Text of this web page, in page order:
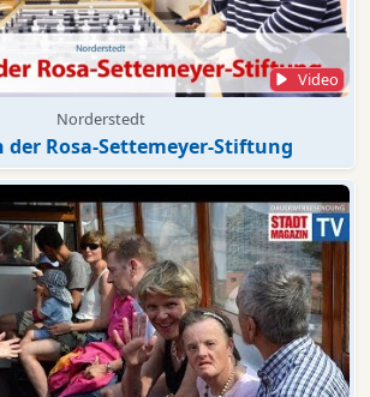
Video
Norderstedt
der Rosa-Settemeyer-Stiftung